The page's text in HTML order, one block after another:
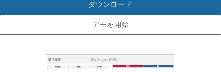
デモを開始
ダウンロード